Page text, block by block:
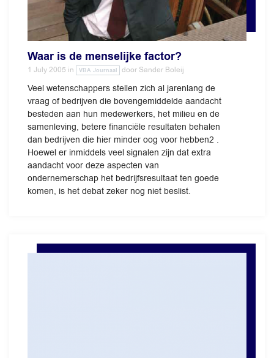
Waar is de menselijke factor?
1 July 2005 in VBA Journaal door Sander Boleij
Veel wetenschappers stellen zich al jarenlang de
vraag of bedrijven die bovengemiddelde aandacht
besteden aan hun medewerkers, het milieu en de
samenleving, betere financiële resultaten behalen
dan bedrijven die hier minder oog voor hebben2 .
Hoewel er inmiddels veel signalen zijn dat extra
aandacht voor deze aspecten van
ondernemerschap het bedrijfsresultaat ten goede
komen, is het debat zeker nog niet beslist.